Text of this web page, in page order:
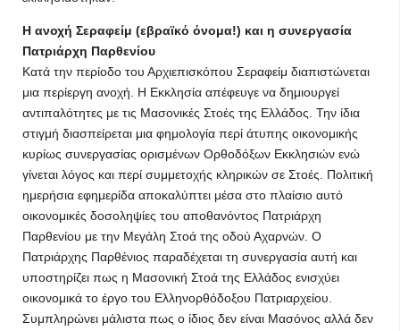
Η ανοχή Σεραφείμ (εβραϊκό όνομα!) και η συνεργασία
Πατριάρχη Παρθενίου
Κατά την περίοδο του Αρχιεπισκόπου Σεραφείμ διαπιστώνεται
μια περίεργη ανοχή. Η Εκκλησία απέφευγε να δημιουργεί
αντιπαλότητες με τις Μασονικές Στοές της Ελλάδος. Την ίδια
στιγμή διασπείρεται μια φημολογία περί άτυπης οικονομικής
κυρίως συνεργασίας ορισμένων Ορθοδόξων Εκκλησιών ενώ
γίνεται λόγος και περί συμμετοχής κληρικών σε Στοές. Πολιτική
ημερήσια εφημερίδα αποκαλύπτει μέσα στο πλαίσιο αυτό
οικονομικές δοσοληψίες του αποθανόντος Πατριάρχη
Παρθενίου με την Μεγάλη Στοά της οδού Αχαρνών. Ο
Πατριάρχης Παρθένιος παραδέχεται τη συνεργασία αυτή και
υποστηρίζει πως η Μασονική Στοά της Ελλάδος ενισχύει
οικονομικά το έργο του Ελληνορθόδοξου Πατριαρχείου.
Συμπληρώνει μάλιστα πως ο ίδιος δεν είναι Μασόνος αλλά δεν